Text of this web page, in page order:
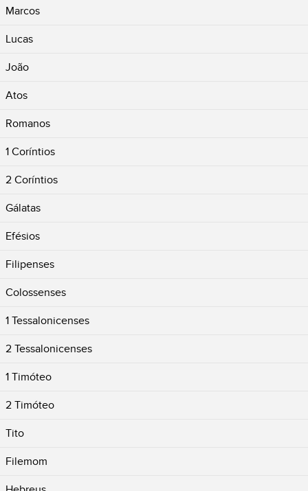
Marcos
Lucas
João
Atos
Romanos
1 Coríntios
2 Coríntios
Gálatas
Efésios
Filipenses
Colossenses
1 Tessalonicenses
2 Tessalonicenses
1 Timóteo
2 Timóteo
Tito
Filemom